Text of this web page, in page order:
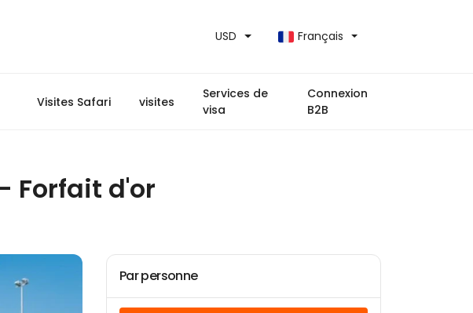
USD Français
Visites Safari visites
Services de
visa
Connexion
B2B
Forfait d'or
Par personne